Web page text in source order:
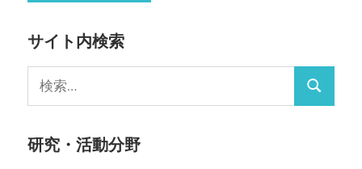
サイト内検索
索:
検
研究・活動分野